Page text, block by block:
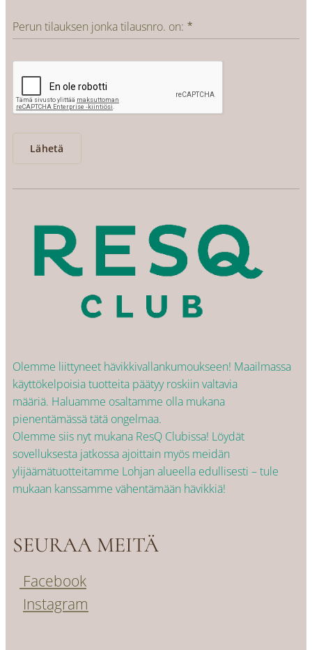
Perun tilauksen jonka tilausnro. on:
Lähetä
Olemme liittyneet hävikkivallankumoukseen! Maailmassa
käyttökelpoisia tuotteita päätyy roskiin valtavia
määriä. Haluamme osaltamme olla mukana
pienentämässä tätä ongelmaa.
Olemme siis nyt mukana ResQ Clubissa! Löydät
sovelluksesta jatkossa ajoittain myös meidän
ylijäämätuotteitamme Lohjan alueella edullisesti – tule
mukaan kanssamme vähentämään hävikkiä!
SEURAA MEITÄ
Facebook
Instagram